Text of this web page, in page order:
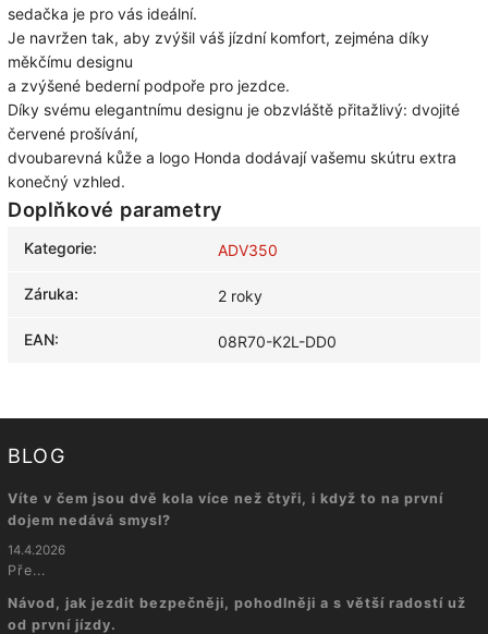
sedačka je pro vás ideální.
Je navržen tak, aby zvýšil váš jízdní komfort, zejména díky
měkčímu designu
a zvýšené bederní podpoře pro jezdce.
Díky svému elegantnímu designu je obzvláště přitažlivý: dvojité
červené prošívání,
dvoubarevná kůže a logo Honda dodávají vašemu skútru extra
konečný vzhled.
Doplňkové parametry
Kategorie: ADV350
Záruka: 2 roky
EAN: 08R70-K2L-DD0
BLOG
Víte v čem jsou dvě kola více než čtyři, i když to na první
dojem nedává smysl?
14.4.2026
Pře...
Návod, jak jezdit bezpečněji, pohodlněji a s větší radostí už
od první jízdy.